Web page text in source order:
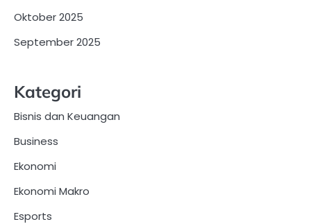
Oktober 2025
September 2025
Kategori
Bisnis dan Keuangan
Business
Ekonomi
Ekonomi Makro
Esports